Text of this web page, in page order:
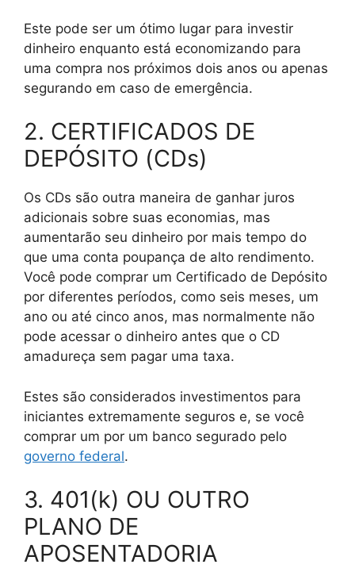
Este pode ser um ótimo lugar para investir
dinheiro enquanto está economizando para
uma compra nos próximos dois anos ou apenas
segurando em caso de emergência.
2. CERTIFICADOS DE
DEPÓSITO (CDs)
Os CDs são outra maneira de ganhar juros
adicionais sobre suas economias, mas
aumentarão seu dinheiro por mais tempo do
que uma conta poupança de alto rendimento.
Você pode comprar um Certificado de Depósito
por diferentes períodos, como seis meses, um
ano ou até cinco anos, mas normalmente não
pode acessar o dinheiro antes que o CD
amadureça sem pagar uma taxa.
Estes são considerados investimentos para
iniciantes extremamente seguros e, se você
comprar um por um banco segurado pelo
governo federal.
3. 401(k) OU OUTRO
PLANO DE
APOSENTADORIA